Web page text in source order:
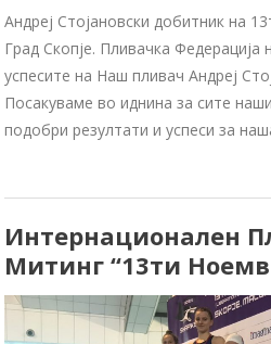
Андреј Стојановски добитник на
Град Скопје. Пливачка Федерација
успесите на Наш пливач Андреј
Посакуваме во иднина за сите
подобри резултати и успеси за
Интернационален
Митинг “13ти